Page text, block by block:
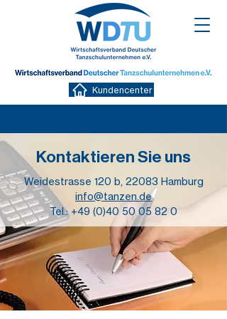
Kundencenter
Kontaktieren Sie uns
Weidestrasse 120 b, 22083 Hamburg
info@tanzen.de
Tel.:+49 (0)40 50 05 82 0